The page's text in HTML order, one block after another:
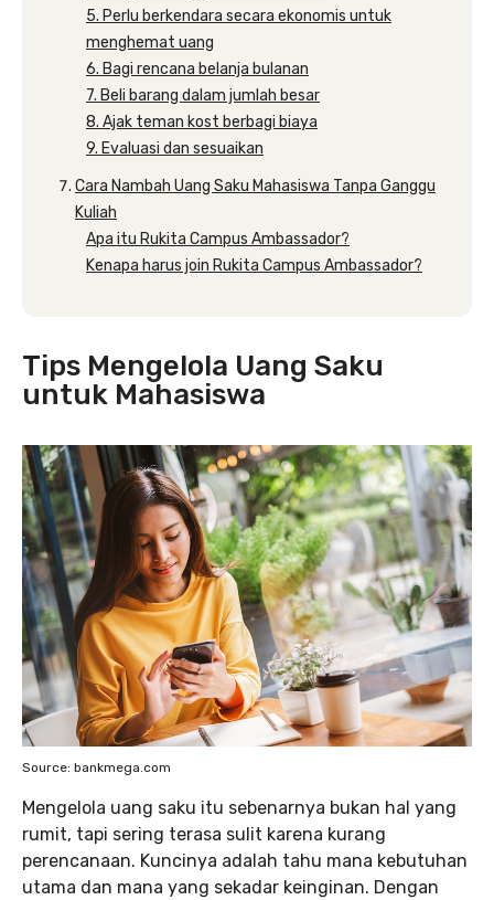
5. Perlu berkendara secara ekonomis untuk
menghemat uang
6. Bagi rencana belanja bulanan
7. Beli barang dalam jumlah besar
8. Ajak teman kost berbagi biaya
9. Evaluasi dan sesuaikan
Cara Nambah Uang Saku Mahasiswa Tanpa Ganggu
Kuliah
Apa itu Rukita Campus Ambassador?
Kenapa harus join Rukita Campus Ambassador?
Tips Mengelola Uang Saku
untuk Mahasiswa
Source: bankmega.com
Mengelola uang saku itu sebenarnya bukan hal yang
rumit, tapi sering terasa sulit karena kurang
perencanaan. Kuncinya adalah tahu mana kebutuhan
utama dan mana yang sekadar keinginan. Dengan